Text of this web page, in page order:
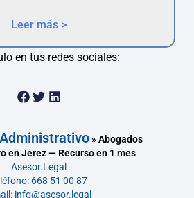
Leer más >
en tus redes sociales:
»Abogados
en Jerez — Recurso en 1 mes
Asesor.Legal
668 51 00 87
info@asesor.legal